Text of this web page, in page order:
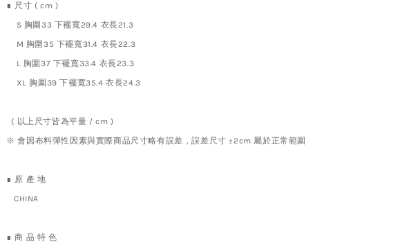
∎ 尺寸 ( cm )
S 胸圍33 下襬寬29.4 衣長21.3
M 胸圍35 下襬寬31.4 衣長22.3
L 胸圍37 下襬寬33.4 衣長23.3
XL 胸圍39 下襬寬35.4 衣長24.3
( 以上尺寸皆為平量 / cm )
※ 會因布料彈性因素與實際商品尺寸略有誤差，誤差尺寸 ±2cm 屬於正常範圍
∎ 原 產 地
CHINA
∎ 商 品 特 色